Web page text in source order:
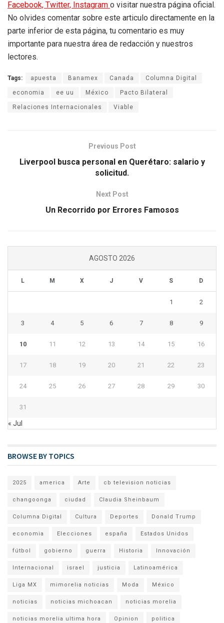
Facebook, Twitter, Instagram o visitar nuestra página oficial.
No olvides comentar sobre este articulo directamente en la
parte inferior de esta página, tu comentario es muy
importante para nuestra área de redacción y nuestros
lectores.
Tags: apuesta Banamex Canada Columna Digital
economia ee uu México Pacto Bilateral
Relaciones Internacionales Viable
Previous Post
Liverpool busca personal en Querétaro: salario y
solicitud.
Next Post
Un Recorrido por Errores Famosos
AGOSTO 2026
L M X J V S D
1 2
3 4 5 6 7 8 9
10 11 12 13 14 15 16
17 18 19 20 21 22 23
24 25 26 27 28 29 30
31
« Jul
BROWSE BY TOPICS
2025 america Arte cb television noticias
changoonga ciudad Claudia Sheinbaum
Columna Digital Cultura Deportes Donald Trump
economia Elecciones españa Estados Unidos
fútbol gobierno guerra Historia Innovación
Internacional israel justicia Latinoamérica
Liga MX mimorelia noticias Moda México
noticias noticias michoacan noticias morelia
noticias morelia ultima hora Opinion politica